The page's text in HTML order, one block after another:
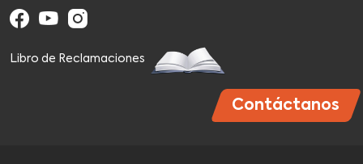
Contáctanos
Libro de Reclamaciones